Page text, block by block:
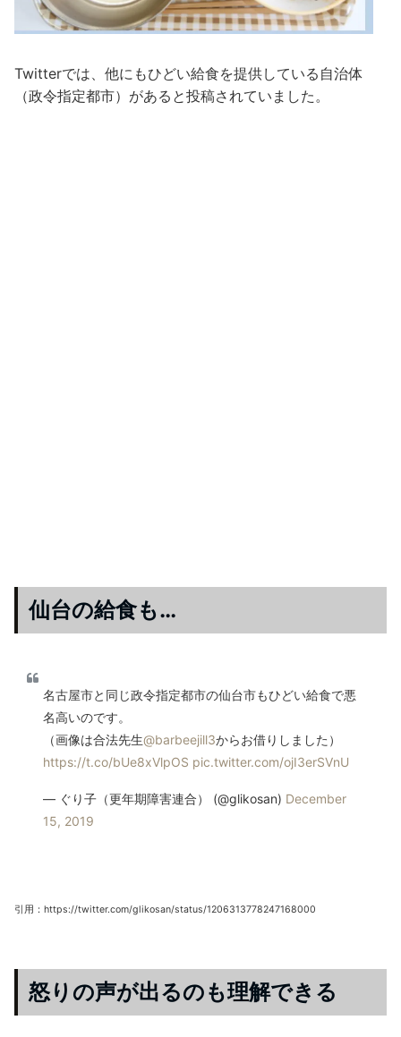
Twitterでは、他にもひどい給食を提供している自治体
（政令指定都市）があると投稿されていました。
仙台の給食も…
名古屋市と同じ政令指定都市の仙台市もひどい給食で悪
名高いのです。
（画像は合法先生@barbeejill3からお借りしました）
https://t.co/bUe8xVlpOS pic.twitter.com/ojI3erSVnU
— ぐり子（更年期障害連合） (@glikosan) December
15, 2019
引用：https://twitter.com/glikosan/status/1206313778247168000
怒りの声が出るのも理解できる